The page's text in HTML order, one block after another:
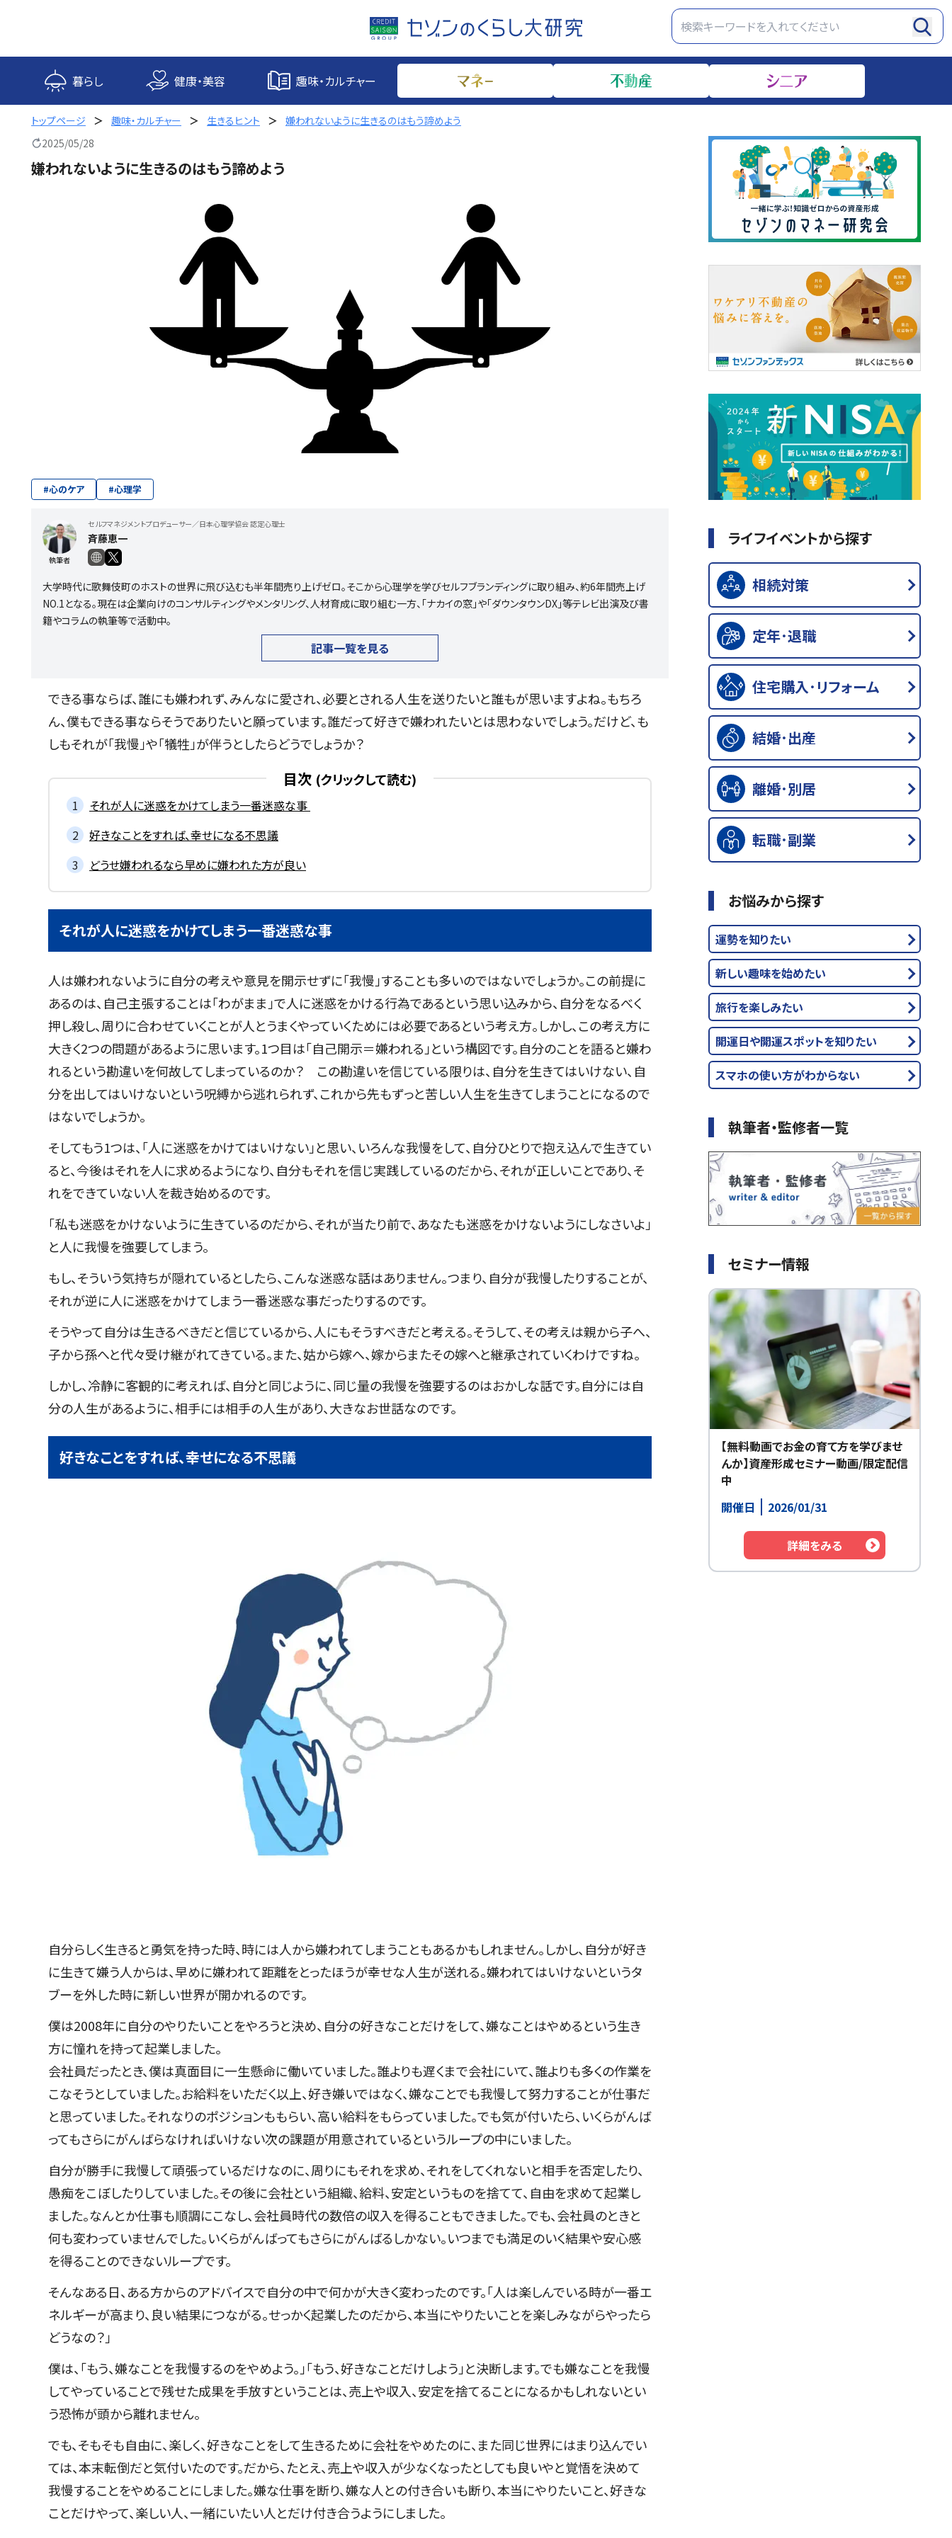
ス
プ
暮らし 健康・美容 趣味・カルチャー
トップページ 趣味・カルチャー 生きるヒント
嫌われないように生きるのはもう諦めよう
2025/05/28
嫌われないように生きるのはもう諦めよう
#心のケア #心理学
執筆者
セルフマネジメントプロデューサー／日本心理学協会 認定心理士
斉藤恵一
大学時代に歌舞伎町のホストの世界に飛び込むも半年間売り上げゼロ。そこから心理学を学びセルフブランディングに取り組み、約6年間売上げ
NO.1となる。現在は企業向けのコンサルティングやメンタリング、人材育成に取り組む一方、「ナカイの窓」や「ダウンタウンDX」等テレビ出演及び書
籍やコラムの執筆等で活動中。
記事一覧を見る
できる事ならば、誰にも嫌われず、みんなに愛され、必要とされる人生を送りたいと誰もが思いますよね。もちろ
ん、僕もできる事ならそうでありたいと願っています。誰だって好きで嫌われたいとは思わないでしょう。だけど、も
しもそれが「我慢」や「犠牲」が伴うとしたらどうでしょうか？
目次
それが人に迷惑をかけてしまう一番迷惑な事
好きなことをすれば、幸せになる不思議
どうせ嫌われるなら早めに嫌われた方が良い
それが人に迷惑をかけてしまう一番迷惑な事
人は嫌われないように自分の考えや意見を開示せずに「我慢」することも多いのではないでしょうか。この前提に
あるのは、自己主張することは「わがまま」で人に迷惑をかける行為であるという思い込みから、自分をなるべく
押し殺し、周りに合わせていくことが人とうまくやっていくためには必要であるという考え方。しかし、この考え方に
大きく2つの問題があるように思います。1つ目は「自己開示＝嫌われる」という構図です。自分のことを語ると嫌わ
れるという勘違いを何故してしまっているのか？ この勘違いを信じている限りは、自分を生きてはいけない、自
分を出してはいけないという呪縛から逃れられず、これから先もずっと苦しい人生を生きてしまうことになるので
はないでしょうか。
そしてもう1つは、「人に迷惑をかけてはいけない」と思い、いろんな我慢をして、自分ひとりで抱え込んで生きてい
ると、今後はそれを人に求めるようになり、自分もそれを信じ実践しているのだから、それが正しいことであり、そ
れをできていない人を裁き始めるのです。
「私も迷惑をかけないように生きているのだから、それが当たり前で、あなたも迷惑をかけないようにしなさいよ」
と人に我慢を強要してしまう。
もし、そういう気持ちが隠れているとしたら、こんな迷惑な話はありません。つまり、自分が我慢したりすることが、
それが逆に人に迷惑をかけてしまう一番迷惑な事だったりするのです。
そうやって自分は生きるべきだと信じているから、人にもそうすべきだと考える。そうして、その考えは親から子へ、
子から孫へと代々受け継がれてきている。また、姑から嫁へ、嫁からまたその嫁へと継承されていくわけですね。
しかし、冷静に客観的に考えれば、自分と同じように、同じ量の我慢を強要するのはおかしな話です。自分には自
分の人生があるように、相手には相手の人生があり、大きなお世話なのです。
好きなことをすれば、幸せになる不思議
自分らしく生きると勇気を持った時、時には人から嫌われてしまうこともあるかもしれません。しかし、自分が好き
に生きて嫌う人からは、早めに嫌われて距離をとったほうが幸せな人生が送れる。嫌われてはいけないというタ
ブーを外した時に新しい世界が開かれるのです。
僕は2008年に自分のやりたいことをやろうと決め、自分の好きなことだけをして、嫌なことはやめるという生き
方に憧れを持って起業しました。
会社員だったとき、僕は真面目に一生懸命に働いていました。誰よりも遅くまで会社にいて、誰よりも多くの作業を
こなそうとしていました。お給料をいただく以上、好き嫌いではなく、嫌なことでも我慢して努力することが仕事だ
と思っていました。それなりのポジションももらい、高い給料をもらっていました。でも気が付いたら、いくらがんば
ってもさらにがんばらなければいけない次の課題が用意されているというループの中にいました。
自分が勝手に我慢して頑張っているだけなのに、周りにもそれを求め、それをしてくれないと相手を否定したり、
愚痴をこぼしたりしていました。その後に会社という組織、給料、安定というものを捨てて、自由を求めて起業し
ました。なんとか仕事も順調にこなし、会社員時代の数倍の収入を得ることもできました。でも、会社員のときと
何も変わっていませんでした。いくらがんばってもさらにがんばるしかない。いつまでも満足のいく結果や安心感
を得ることのできないループです。
そんなある日、ある方からのアドバイスで自分の中で何かが大きく変わったのです。「人は楽しんでいる時が一番エ
ネルギーが高まり、良い結果につながる。せっかく起業したのだから、本当にやりたいことを楽しみながらやったら
どうなの？」
僕は、「もう、嫌なことを我慢するのをやめよう。」「もう、好きなことだけしよう」と決断します。でも嫌なことを我慢
してやっていることで残せた成果を手放すということは、売上や収入、安定を捨てることになるかもしれないとい
う恐怖が頭から離れません。
でも、そもそも自由に、楽しく、好きなことをして生きるために会社をやめたのに、また同じ世界にはまり込んでい
ては、本末転倒だと気付いたのです。だから、たとえ、売上や収入が少なくなったとしても良いやと覚悟を決めて
我慢することをやめることにしました。嫌な仕事を断り、嫌な人との付き合いも断り、本当にやりたいこと、好きな
ことだけやって、楽しい人、一緒にいたい人とだけ付き合うようにしました。
ライフイベントから探す
相続対策
定年･退職
住宅購入･リフォーム
結婚･出産
離婚･別居
転職･副業
お悩みから探す
運勢を知りたい
新しい趣味を始めたい
旅行を楽しみたい
開運日や開運スポットを知りたい
スマホの使い方がわからない
執筆者・監修者一覧
セミナー情報
【無料動画でお金の育て方を学びませ
んか】資産形成セミナー動画/限定配信
中
開催日
2026/01/31
詳細をみる